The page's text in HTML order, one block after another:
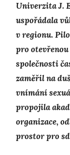
Univerzita J.
uspořádala
v regionu.
pro
společnosti
zaměřil na
vnímání
propojila
organizace,
prostor pro